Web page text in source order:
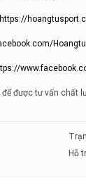
https://
được tư vấn chất
Hỗ